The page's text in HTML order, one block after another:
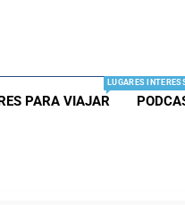
PARA VIAJAR
LUGARES